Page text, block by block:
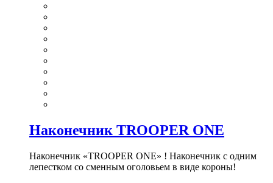
Наконечник TROOPER ONE
Наконечник «TROOPER ONE» ! Наконечник с одним
лепестком со сменным оголовьем в виде короны!